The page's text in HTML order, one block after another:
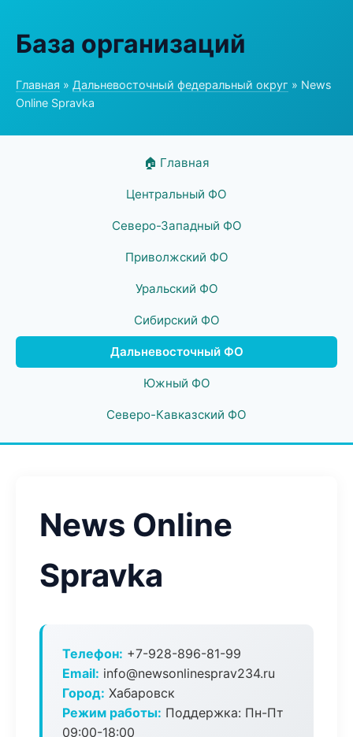
База организаций
Главная » Дальневосточный федеральный округ » News
Online Spravka
🏠 Главная
Центральный ФО
Северо-Западный ФО
Приволжский ФО
Уральский ФО
Сибирский ФО
Дальневосточный ФО
Южный ФО
Северо-Кавказский ФО
News Online
Spravka
Телефон: +7-928-896-81-99
Email: info@newsonlinesprav234.ru
Город: Хабаровск
Режим работы: Поддержка: Пн-Пт
09:00-18:00